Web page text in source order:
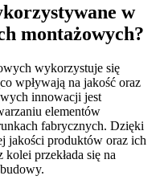
w
montażowych?
wykorzystuje się
wpływają na jakość oraz
innowacji jest
elementów
fabrycznych. Dzięki
jakości produktów oraz ich
przekłada się na